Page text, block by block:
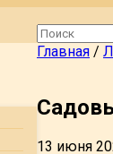
Главная /
13 июня